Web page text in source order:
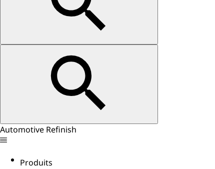
Automotive Refinish
Produits